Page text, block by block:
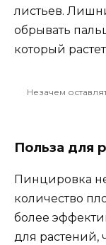
листьев.
обрывать
который
Незачем
Польза для
Пинцировка
количество
более
для растений,